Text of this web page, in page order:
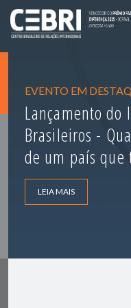
EVENTO EM
Lançamento
Brasileiros -
de um país
LEIA MAIS